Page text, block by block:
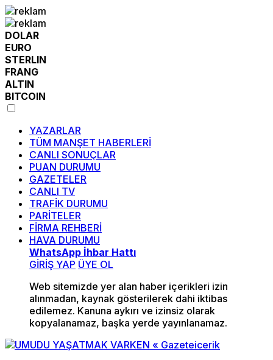
DOLAR
EURO
STERLIN
FRANG
ALTIN
BITCOIN
YAZARLAR
TÜM MANŞET HABERLERİ
CANLI SONUÇLAR
PUAN DURUMU
GAZETELER
CANLI TV
TRAFİK DURUMU
PARİTELER
FİRMA REHBERİ
HAVA DURUMU
WhatsApp İhbar Hattı
GİRİŞ YAP ÜYE OL
Web sitemizde yer alan haber içerikleri izin
alınmadan, kaynak gösterilerek dahi iktibas
edilemez. Kanuna aykırı ve izinsiz olarak
kopyalanamaz, başka yerde yayınlanamaz.